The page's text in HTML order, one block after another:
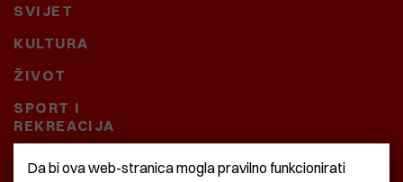
SVIJET
KULTURA
ŽIVOT
SPORT I
REKREACIJA
Da bi ova web-stranica mogla pravilno funkcionirati